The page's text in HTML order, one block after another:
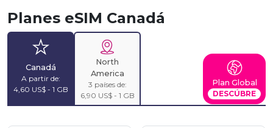
Planes eSIM Canadá
Canadá
A partir de:
4,60 US$ - 1 GB
North
America
3 países de:
6,90 US$ - 1 GB
Plan Global
DESCÚBRE